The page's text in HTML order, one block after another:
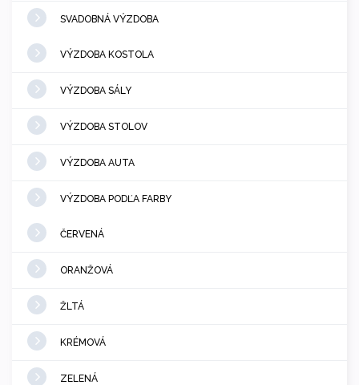
SVADOBNÁ VÝZDOBA
VÝZDOBA KOSTOLA
VÝZDOBA SÁLY
VÝZDOBA STOLOV
VÝZDOBA AUTA
VÝZDOBA PODĽA FARBY
ČERVENÁ
ORANŽOVÁ
ŽLTÁ
KRÉMOVÁ
ZELENÁ